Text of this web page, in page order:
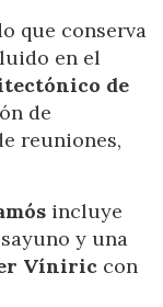
que conserva
en el
de
de
reuniones,
incluye
y una
Víniric con